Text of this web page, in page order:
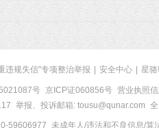
违规失信"专项整治举报 安全中心 星骆
号 京ICP证060856号 营业执照
举报、投诉邮箱: tousu@qunar.com
59606977 未成年人/违法和不良信息/算